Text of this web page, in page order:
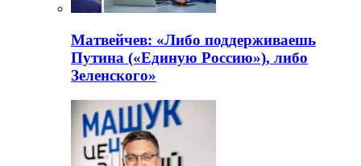
Матвейчев: «Либо поддерживаешь
Путина («Единую Россию»), либо
Зеленского»